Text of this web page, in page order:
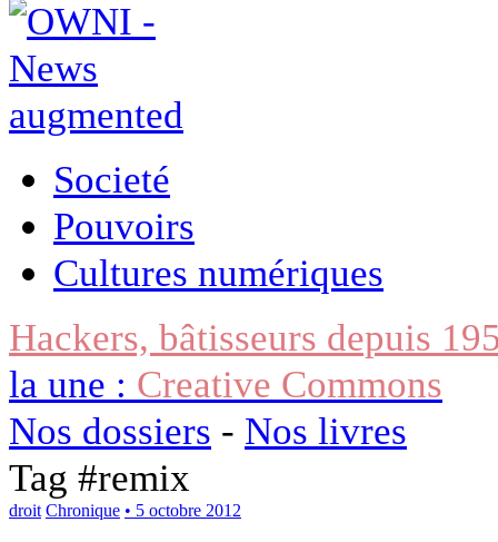
Societé
Pouvoirs
Cultures numériques
Hackers, bâtisseurs depuis
la une : Creative Commons
Nos dossiers - Nos livres
Tag #remix
droit Chronique • 5 octobre 2012